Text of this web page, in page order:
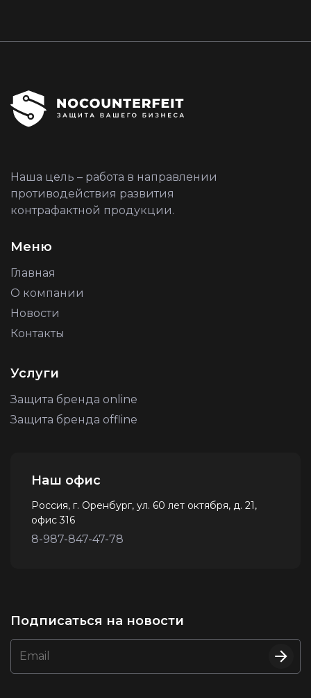
Наша цель – работа в направлении
противодействия развития
контрафактной продукции.
Меню
Главная
О компании
Новости
Контакты
Услуги
Защита бренда online
Защита бренда offline
Наш офис
Россия, г. Оренбург, ул. 60 лет октября, д. 21,
офис 316
8-987-847-47-78
Подписаться на новости
Email